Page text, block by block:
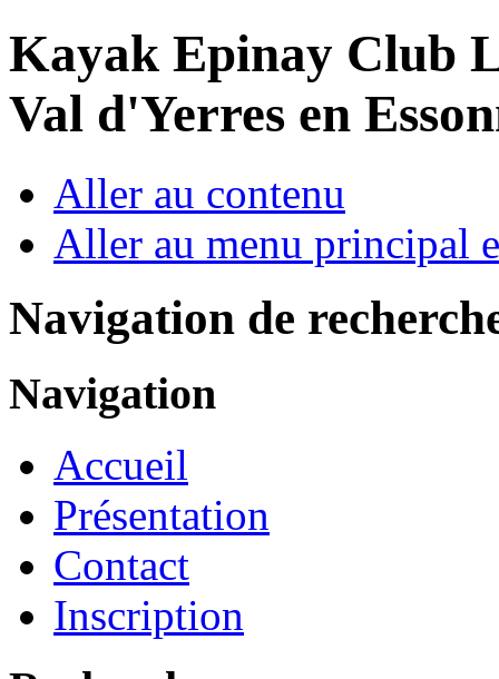
Kayak Epinay Club
Val d'Yerres en
Aller au contenu
Aller au menu principal
Navigation de
Navigation
Accueil
Présentation
Contact
Inscription